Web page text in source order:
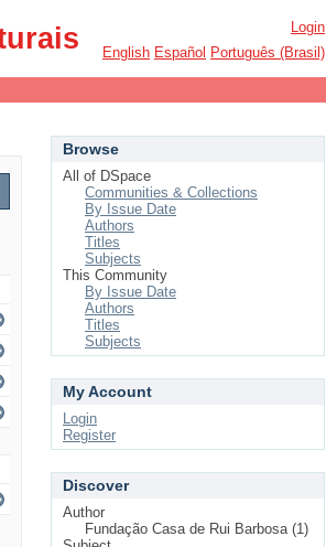
Login
English Español Português (Brasil)
Browse
All of DSpace
Communities & Collections
By Issue Date
Authors
Titles
Subjects
This Community
By Issue Date
Authors
Titles
Subjects
My Account
Login
Register
Discover
Author
Fundação Casa de Rui Barbosa (1)